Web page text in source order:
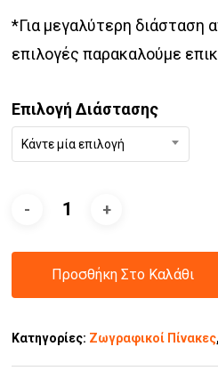
*Για μεγαλύτερη διάσταση
επιλογές παρακαλούμε
Επιλογή Διάστασης
Κάντε μία επιλογή
Προσθήκη Στο Καλάθι
Κατηγορίες: Ζωγραφικοί Πίνακες,